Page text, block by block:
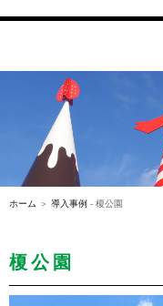
navigation
ホーム ＞ 導入事例 - 榎公園
榎公園